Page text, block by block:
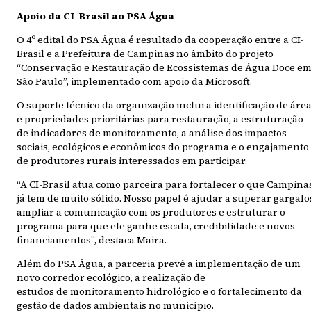
Apoio da CI-Brasil ao PSA Água
O 4º edital do PSA Água é resultado da cooperação entre a CI-
Brasil e a Prefeitura de Campinas no âmbito do projeto
“Conservação e Restauração de Ecossistemas de Água Doce em
São Paulo”, implementado com apoio da Microsoft.
O suporte técnico da organização inclui a identificação de
e propriedades prioritárias para restauração, a estruturação
de indicadores de monitoramento, a análise dos impactos
sociais, ecológicos e econômicos do programa e o engajamento
de produtores rurais interessados em participar.
“A CI-Brasil atua como parceira para fortalecer o que
já tem de muito sólido. Nosso papel é ajudar a superar
ampliar a comunicação com os produtores e estruturar o
programa para que ele ganhe escala, credibilidade e novos
financiamentos”, destaca Maira.
Além do PSA Água, a parceria prevê a implementação de um
novo corredor ecológico, a realização de
estudos de monitoramento hidrológico e o fortalecimento da
gestão de dados ambientais no município.